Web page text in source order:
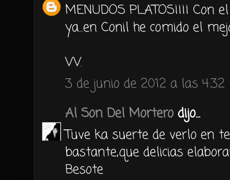
MENUDOS PLATOS¡¡¡¡
ya...en Conil he comido el
VV.
3 de junio de 2012 a las 4:32
Al Son Del Mortero dijo...
Tuve ka suerte de verlo en
bastante,que delicias
Besote